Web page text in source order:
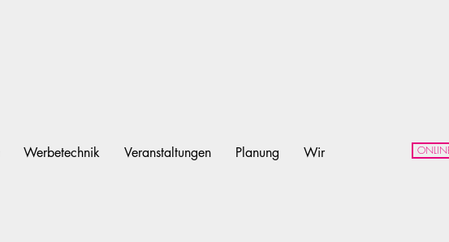
Werbetechnik Veranstaltungen Planung Wir